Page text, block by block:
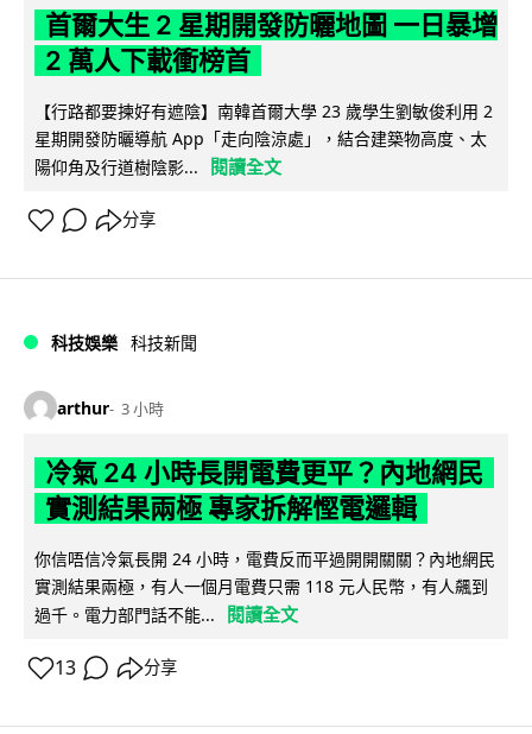
首爾大生 2 星期開發防曬地圖 一日暴增
2 萬人下載衝榜首
【行路都要揀好有遮陰】南韓首爾大學 23 歲學生劉敏俊利用 2
星期開發防曬導航 App「走向陰涼處」，結合建築物高度、太
陽仰角及行道樹陰影...
閱讀全文
分享
科技娛樂 科技新聞
arthur 3 小時
冷氣 24 小時長開電費更平？內地網民
實測結果兩極 專家拆解慳電邏輯
你信唔信冷氣長開 24 小時，電費反而平過開開關關？內地網民
實測結果兩極，有人一個月電費只需 118 元人民幣，有人飆到
過千。電力部門話不能...
閱讀全文
13 分享